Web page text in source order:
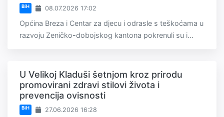
BiH 08.07.2026 17:02
Općina Breza i Centar za djecu i odrasle s teškoćama u
razvoju Zeničko-dobojskog kantona pokrenuli su i...
U Velikoj Kladuši šetnjom kroz prirodu
promovirani zdravi stilovi života i
prevencija ovisnosti
BiH 27.06.2026 16:28